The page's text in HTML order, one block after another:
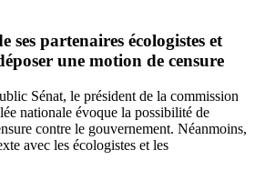
ses partenaires écologistes et
une motion de censure
Sénat, le président de la commission
nationale évoque la possibilité de
contre le gouvernement. Néanmoins,
avec les écologistes et les